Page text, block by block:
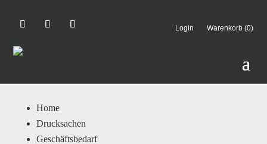
Login Warenkorb (0)
Home
Drucksachen
Geschäftsbedarf